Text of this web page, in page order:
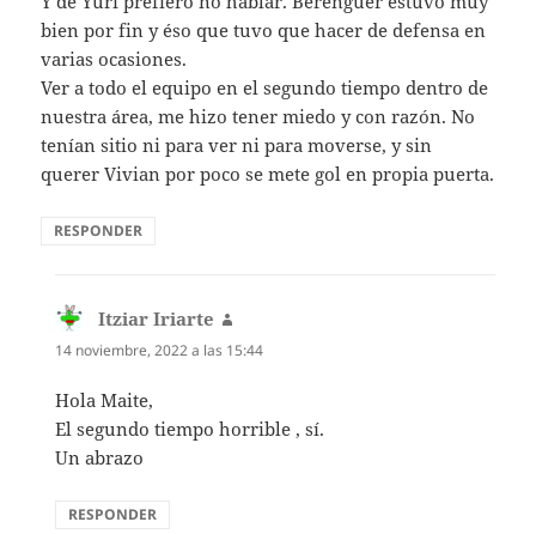
bien por fin y éso que tuvo que hacer de defensa en
varias ocasiones.
Ver a todo el equipo en el segundo tiempo dentro de
nuestra área, me hizo tener miedo y con razón. No
tenían sitio ni para ver ni para moverse, y sin
querer Vivian por poco se mete gol en propia puerta.
RESPONDER
Itziar Iriarte
14 noviembre, 2022 a las 15:44
Hola Maite,
El segundo tiempo horrible , sí.
Un abrazo
RESPONDER